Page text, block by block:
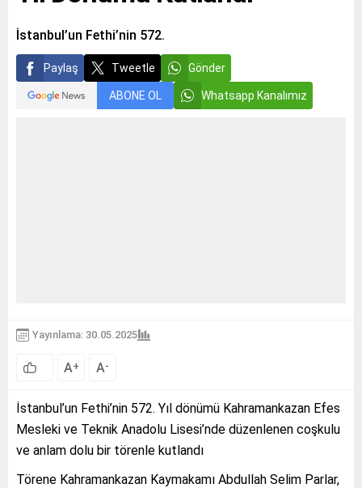
İstanbul’un Fethi’nin 572.
Paylaş Tweetle Gönder
ABONE OL Whatsapp Kanalımız
Yayınlama: 30.05.2025
A+ A-
İstanbul’un Fethi’nin 572. Yıl dönümü Kahramankazan Efes
Mesleki ve Teknik Anadolu Lisesi’nde düzenlenen coşkulu
ve anlam dolu bir törenle kutlandı
Törene Kahramankazan Kaymakamı Abdullah Selim Parlar,